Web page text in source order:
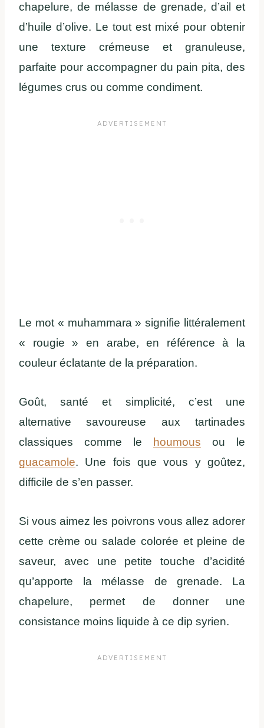
chapelure, de mélasse de grenade, d’ail et
d’huile d’olive. Le tout est mixé pour obtenir
une texture crémeuse et granuleuse,
parfaite pour accompagner du pain pita, des
légumes crus ou comme condiment.
Le mot « muhammara » signifie littéralement
« rougie » en arabe, en référence à la
couleur éclatante de la préparation.
Goût, santé et simplicité, c’est une
alternative savoureuse aux tartinades
classiques comme le
houmous ou le
guacamole. Une fois que vous y goûtez,
difficile de s’en passer.
Si vous aimez les poivrons vous allez adorer
cette crème ou salade colorée et pleine de
saveur, avec une petite touche d’acidité
qu’apporte la mélasse de grenade. La
chapelure, permet de donner une
consistance moins liquide à ce dip syrien.